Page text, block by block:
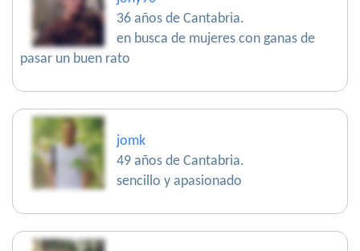
36 años de Cantabria.
en busca de mujeres con ganas de
pasar un buen rato
jomk
49 años de Cantabria.
sencillo y apasionado